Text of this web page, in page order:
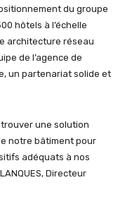
du groupe
hôtels à l’échelle
architecture réseau
de l’agence de
un partenariat solide et
une solution
notre bâtiment pour
adéquats à nos
Directeur